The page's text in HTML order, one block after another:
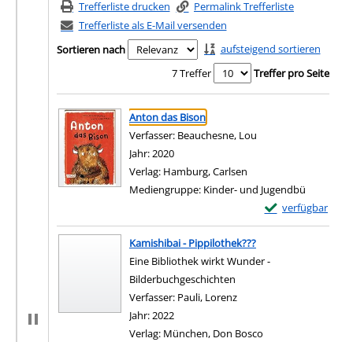
Trefferliste drucken
Permalink Trefferliste
Trefferliste als E-Mail versenden
Sortieren nach
aufsteigend sortieren
7 Treffer
Treffer pro Seite
Suchergebnis
Zu den Suchfiltern springen
Anton das Bison
Verfasser: Beauchesne, Lou
Jahr:2020
Verlag: Hamburg, Carlsen
Mediengruppe: Kinder- und Jugendbü
verfügbar
Exemplar-Details
Zum Download
Kamishibai - Pippilothek???
Eine Bibliothek wirkt Wunder -
Bilderbuchgeschichten
Verfasser: Pauli, Lorenz
Jahr:2022
Verlag: München, Don Bosco